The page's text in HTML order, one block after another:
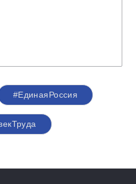
#‎ЕдинаяРоссия